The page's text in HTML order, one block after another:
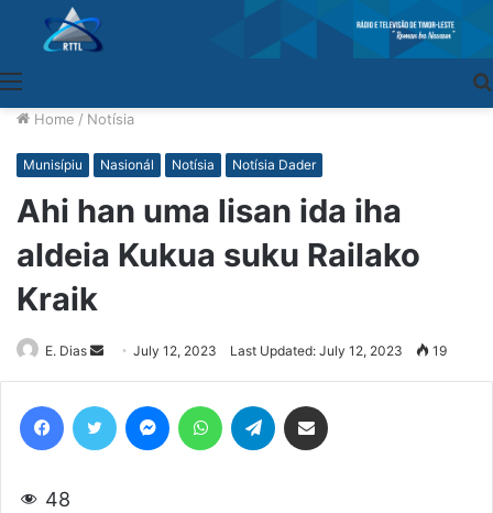
Home / Notísia
Munisípiu Nasionál Notísia Notísia Dader
Ahi han uma lisan ida iha
aldeia Kukua suku Railako
Kraik
E. Dias
Send
an
July 12, 2023 Last Updated: July 12, 2023 19
48